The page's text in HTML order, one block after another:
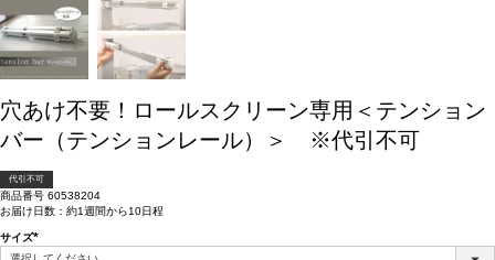
穴あけ不要！ロールスクリーン専用＜テンション
バー（テンションレール）＞ ※代引不可
代引不可
商品番号 60538204
お届け日数：約1週間から10日程
サイズ
(必